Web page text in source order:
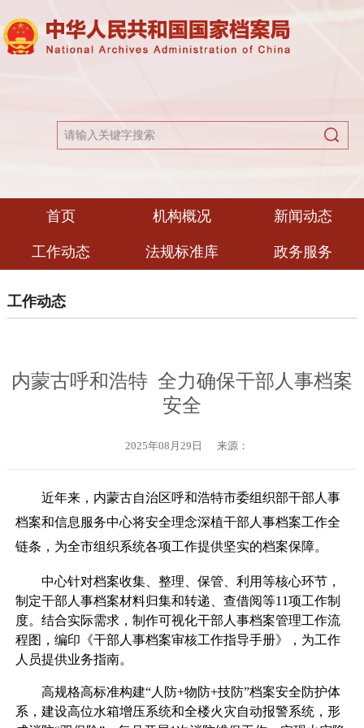
首页 机构概况 新闻动态
工作动态 法规标准库 政务服务
工作动态
内蒙古呼和浩特 全力确保干部人事档案
安全
2025年08月29日 来源：
近年来，内蒙古自治区呼和浩特市委组织部干部人事
档案和信息服务中心将安全理念深植干部人事档案工作全
链条，为全市组织系统各项工作提供坚实的档案保障。
中心针对档案收集、整理、保管、利用等核心环节，
制定干部人事档案材料归集和转递、查借阅等11项工作制
度。结合实际需求，制作可视化干部人事档案管理工作流
程图，编印《干部人事档案审核工作指导手册》，为工作
人员提供业务指南。
高规格高标准构建“人防+物防+技防”档案安全防护体
系，建设高位水箱增压系统和全楼火灾自动报警系统，形